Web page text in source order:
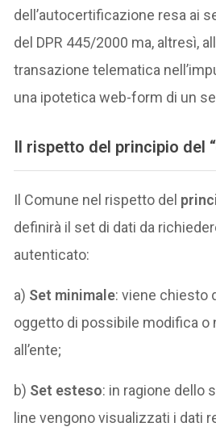
dell’autocertificazione resa ai
del DPR 445/2000 ma, altresì,
transazione telematica
una ipotetica web-form di un
Il rispetto del principio del
Il Comune nel rispetto del
definirà il set di dati da
autenticato:
a) Set minimale: viene chiesto
oggetto di possibile modifica o
all’ente;
b) Set esteso: in ragione dello
line vengono visualizzati i dati